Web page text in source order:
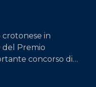
in
del Premio
concorso di